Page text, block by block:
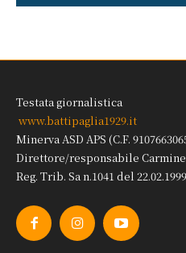
Testata giornalistica
www.battipaglia1929.it
Minerva ASD APS (C.F.
Direttore/responsabile
Reg. Trib. Sa n.1041 del